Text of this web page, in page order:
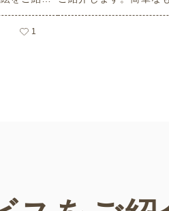
れにも最
るものま
、小学
1
人・高齢者向けのもの
ンも豊富で、塗り方も